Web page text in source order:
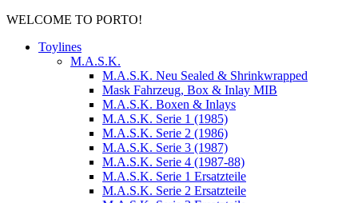
WELCOME TO PORTO!
Toylines
M.A.S.K.
M.A.S.K. Neu Sealed & Shrinkwrapped
Mask Fahrzeug, Box & Inlay MIB
M.A.S.K. Boxen & Inlays
M.A.S.K. Serie 1 (1985)
M.A.S.K. Serie 2 (1986)
M.A.S.K. Serie 3 (1987)
M.A.S.K. Serie 4 (1987-88)
M.A.S.K. Serie 1 Ersatzteile
M.A.S.K. Serie 2 Ersatzteile